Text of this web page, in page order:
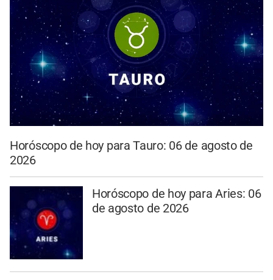
Horóscopo de hoy para Tauro: 06 de agosto de
2026
Horóscopo de hoy para Aries: 06
de agosto de 2026